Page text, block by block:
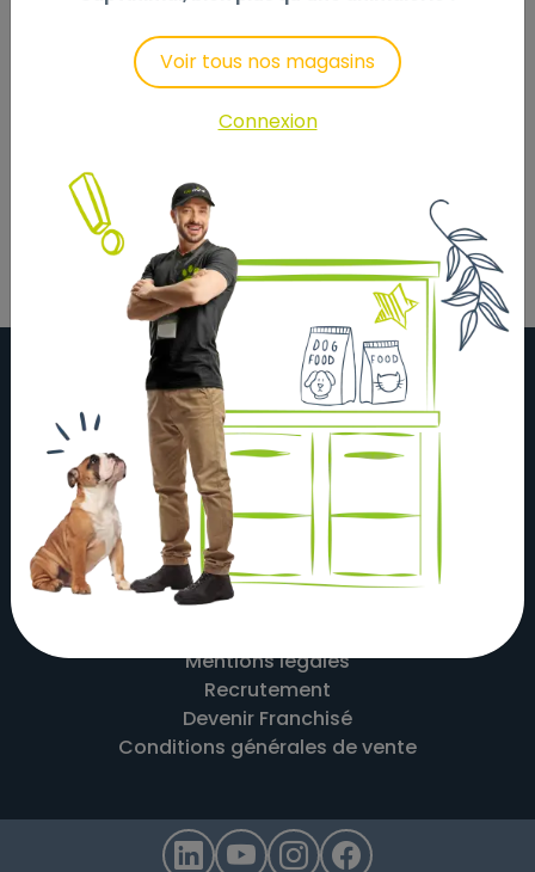
Laisser un avis
Ce mélange de biscuits est idéal pour les chiots.
Photo non contractuelle.
À propos
Actualités
Nos magasins
Nos partenaires
Mentions légales
Recrutement
Devenir Franchisé
Conditions générales de vente
Voir tous nos magasins
Connexion